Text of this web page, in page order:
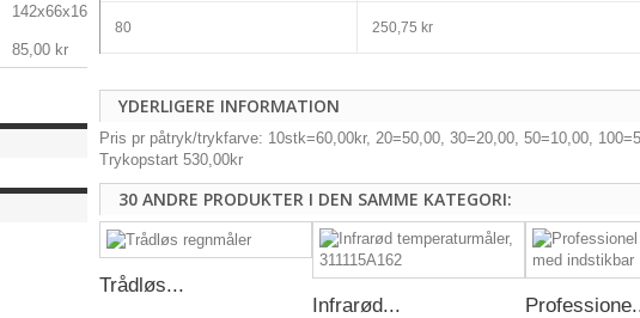
142x66x16mm,...
85,00 kr
80 250,75 kr
YDERLIGERE INFORMATION
Pris pr påtryk/trykfarve: 10stk=60,00kr, 20=50,00, 30=20,00, 50=10,00,
Trykopstart 530,00kr
30 ANDRE PRODUKTER I DEN SAMME KATEGORI:
Trådløs...
Infrarød...